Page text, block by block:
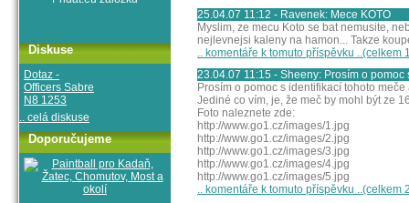
25.04.07 11:12 - Ravenek: Mece KOTO
Myslim, ze mecu Koto se bat nemusite,
nejlevnejsi kaleny na hamon... Takze
.. komentáře k tomuto příspěvku ..(celkem
23.04.07 11:15 - Sheeny: Prosím o pomoc
Prosím o pomoc s identifikací tohoto
Jediné co vím, je, že meč by mohl být ze
Foto naleznete zde:
http://www.go1.cz/images/1.jpg
http://www.go1.cz/images/2.jpg
http://www.go1.cz/images/3.jpg
http://www.go1.cz/images/4.jpg
http://www.go1.cz/images/5.jpg
.. komentáře k tomuto příspěvku ..(celkem
Diskuse
Dotaz -
Officers Sabre
N8 1253
.. celá diskuse
Doporučujeme